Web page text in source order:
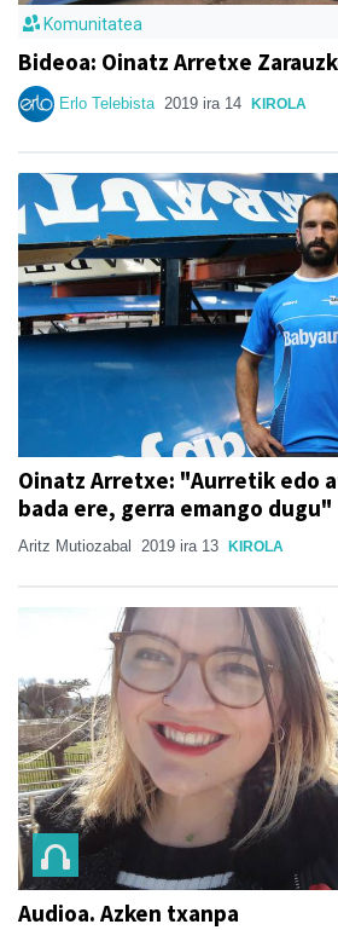
Komunitatea
Bideoa: Oinatz Arretxe
Erlo Telebista 2019 ira 14 KIROLA
Oinatz Arretxe: "Aurretik edo
bada ere, gerra emango dugu"
Aritz Mutiozabal 2019 ira 13 KIROLA
Audioa. Azken txanpa